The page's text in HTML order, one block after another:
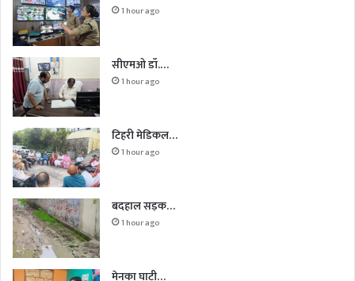
1 hour ago
सीएमओ डॉ.…
1 hour ago
टिहरी मेडिकल…
1 hour ago
बदहाल सड़क…
1 hour ago
मेनका घाटी…